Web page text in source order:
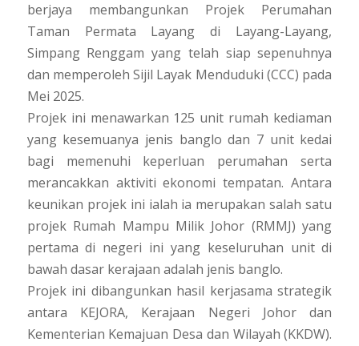
berjaya membangunkan Projek Perumahan
Taman Permata Layang di Layang-Layang,
Simpang Renggam yang telah siap sepenuhnya
dan memperoleh Sijil Layak Menduduki (CCC) pada
Mei 2025.
Projek ini menawarkan 125 unit rumah kediaman
yang kesemuanya jenis banglo dan 7 unit kedai
bagi memenuhi keperluan perumahan serta
merancakkan aktiviti ekonomi tempatan. Antara
keunikan projek ini ialah ia merupakan salah satu
projek Rumah Mampu Milik Johor (RMMJ) yang
pertama di negeri ini yang keseluruhan unit di
bawah dasar kerajaan adalah jenis banglo.
Projek ini dibangunkan hasil kerjasama strategik
antara KEJORA, Kerajaan Negeri Johor dan
Kementerian Kemajuan Desa dan Wilayah (KKDW).